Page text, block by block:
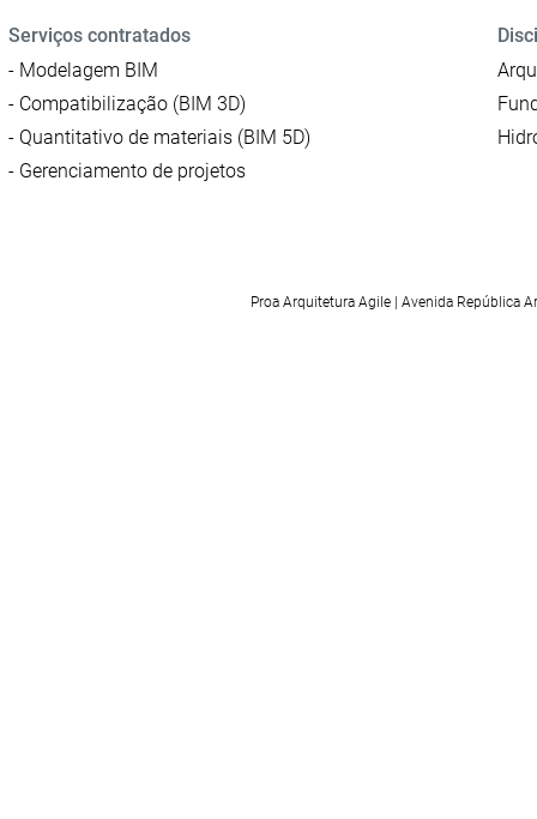
Serviços contratados
- Modelagem BIM
- Compatibilização (BIM 3D)
- Quantitativo de materiais (BIM 5D)
- Gerenciamento de projetos
Proa Arquitetura Agile | Avenida República